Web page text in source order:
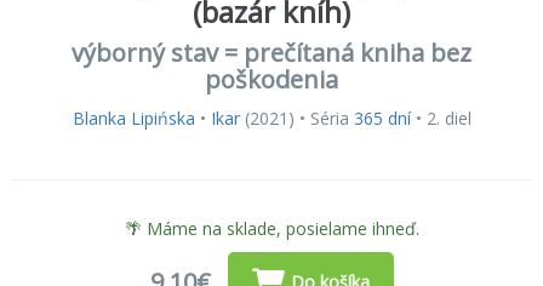
(bazár kníh)
výborný stav = prečítaná kniha bez
poškodenia
Blanka Lipińska • Ikar(2021) • Séria 365 dní• 2. diel
🌴 Máme na sklade, posielame ihneď.